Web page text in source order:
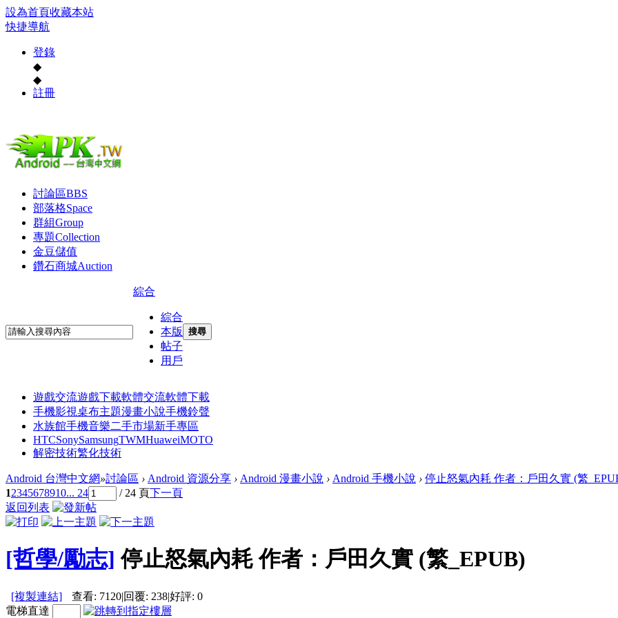
設為首頁收藏本站
快捷導航
登錄
◆
◆
註冊
討論區BBS
部落格Space
群組Group
專題Collection
金豆儲值
鑽石商城Auction
綜合
綜合
本版
帖子
用戶
搜尋
遊戲交流遊戲下載軟體交流軟體下載
手機影視桌布主題漫畫小說手機鈴聲
水族館手機音樂二手市場新手專區
HTCSonySamsungTWMHuaweiMOTO
解密技術繁化技術
Android 台灣中文網»討論區 › Android 資源分享 › Android 漫畫小說 › Android 手機小說 › 停止怒氣內耗 作者：戶田久實 (繁
12345678910... 24 / 24 頁下一頁
返回列表
[哲學/勵志] 停止怒氣內耗 作者：戶田久實 (繁_EPUB)
[複製連結] 查看: 7120|回覆: 238|好評: 0
電梯直達